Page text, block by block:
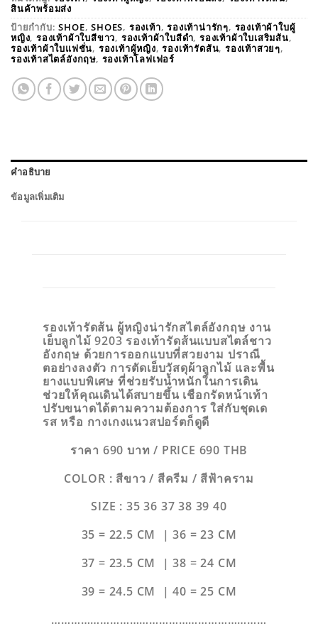
สินค้าพร้อมส่ง
ป้ายกำกับ:SHOE,SHOES, รองเท้า,รองเท้าน่ารักๆ, รองเท้าผ้าใบผู้
หญิง,รองเท้าผ้าใบสีขาว, รองเท้าผ้าใบสีดำ,รองเท้าผ้าใบเสริมส้น,
รองเท้าผ้าใบแฟชั่น, รองเท้าผู้หญิง,รองเท้ารัดส้น,รองเท้าสวยๆ,
รองเท้าสไตล์อังกฤษ, รองเท้าโลฟเฟอร์
คำอธิบาย
ข้อมูลเพิ่มเติม
รองเท้ารัดส้น ผู้หญิงน่ารักสไตล์อังกฤษ งาน
เย็บลูกไม้ 9203 รองเท้ารัดส้นแบบสไตล์ชาว
อังกฤษ ด้วยการออกแบบที่สวยงาม ปราณี
ตอย่างลงตัว การตัดเย็บวัสดุผ้าลูกไม้ และพื้น
ยางแบบพิเศษ ที่ช่วยรับน้ำหนักในการเดิน
ช่วยให้คุณเดินได้สบายขึ้น เชือกรัดหน้าเท้า
ปรับขนาดได้ตามความต้องการ ใส่กับชุดเด
รส หรือ กางเกงแนวสปอร์ตก็ดูดี
ราคา 690 บาท / PRICE 690 THB
COLOR : สีขาว / สีครีม / สีฟ้าคราม
SIZE : 35 36 37 38 39 40
35 = 22.5 CM | 36 = 23 CM
37 = 23.5 CM | 38 = 24 CM
39 = 24.5 CM | 40 = 25 CM
…………………………………………………………